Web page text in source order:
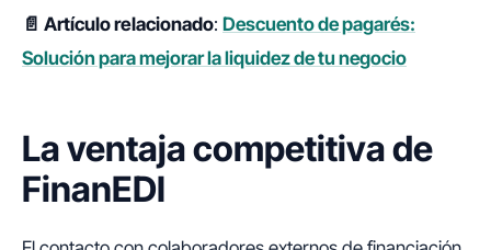
📄 Artículo relacionado: Descuento de pagarés:
Solución para mejorar la liquidez de tu negocio
La ventaja competitiva de
FinanEDI